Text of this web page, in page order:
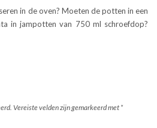
in de oven? Moeten de potten in een
in jampotten van 750 ml schroefdop?
Vereiste velden zijn gemarkeerd met *